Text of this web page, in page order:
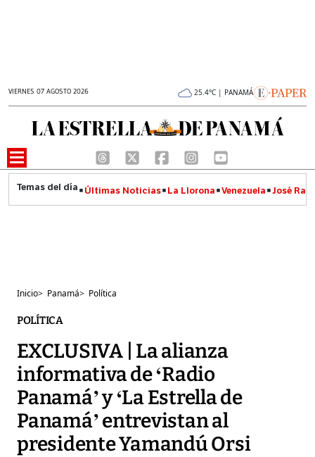
VIERNES 07 AGOSTO 2026 25.4°C | PANAMÁ
Últimas Noticias La Llorona Venezuela José
Inicio> Panamá> Política
POLÍTICA
EXCLUSIVA | La alianza
informativa de ‘Radio
Panamá’ y ‘La Estrella de
Panamá’ entrevistan al
presidente Yamandú Orsi